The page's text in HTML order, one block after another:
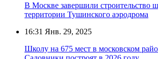
В Москве завершили строительство
территории Тушинского аэродрома
16:31 Янв. 29, 2025
Школу на 675 мест в московском